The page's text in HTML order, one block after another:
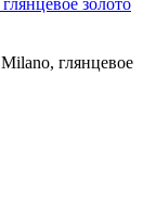
глянцевое